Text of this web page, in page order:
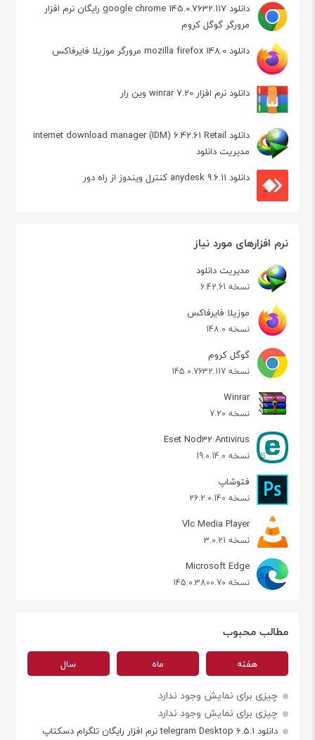
دانلود google chrome 145.0.7632.117 رایگان نرم افزار
مرورگر گوگل کروم
دانلود mozilla firefox 148.0 مرورگر موزیلا فایرفاکس
دانلود نرم افزار winrar 7.20 وین رار
دانلود internet download manager (IDM) 6.42.61 Retail
مدیریت دانلود
دانلود anydesk 9.6.11 کنترل ویندوز از راه دور
نرم افزارهای مورد نیاز
مدیریت دانلود
نسخه 6.42.61
موزیلا فایرفاکس
نسخه 148.0
گوگل کروم
نسخه 145.0.7632.117
Winrar
نسخه 7.20
Eset Nod32 Antivirus
نسخه 19.0.14.0
فتوشاپ
نسخه 26.2.0.140
Vlc Media Player
نسخه 3.0.21
Microsoft Edge
نسخه 145.0.3800.70
مطالب محبوب
هفته ماه سال
چیزی برای نمایش وجود ندارد
چیزی برای نمایش وجود ندارد
دانلود telegram Desktop 6.5.1 نرم افزار رایگان تلگرام دسکتاپ